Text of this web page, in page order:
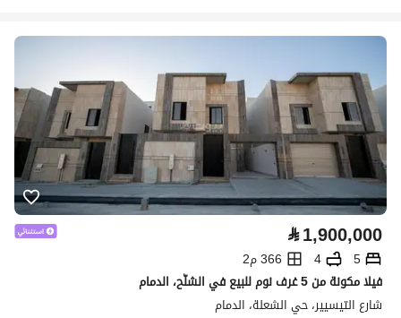
⃁1,900,000
5
4
366 م2
فيلا مكونة من 5 غرف نوم للبيع في الشلّح، الدمام
شارع التيسيير، حي الشعلة، الدمام